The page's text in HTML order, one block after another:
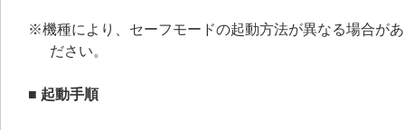
※機種により、セーフモードの起動方法が異なる場合が
ださい。
■ 起動手順